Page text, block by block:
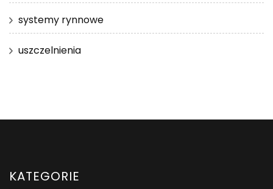
systemy rynnowe
uszczelnienia
KATEGORIE